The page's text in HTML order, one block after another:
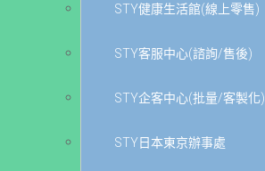
STY健康生活館(線上零售)
STY客服中心(諮詢/售後)
STY企客中心(批量/客製化)
STY日本東京辦事處